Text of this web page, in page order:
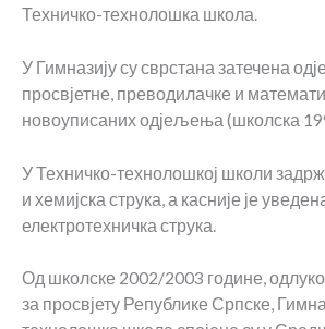
Техничко-технолошка школа.
У Гимназију су сврстана затечена
просвјетне, преводилачке и
новоуписаних одјељења (школска
У Техничко-технолошкој школи
и хемијска струка, а касније је
електротехничка струка.
Од школске 2002/2003 године,
за просвјету Републике Српске,